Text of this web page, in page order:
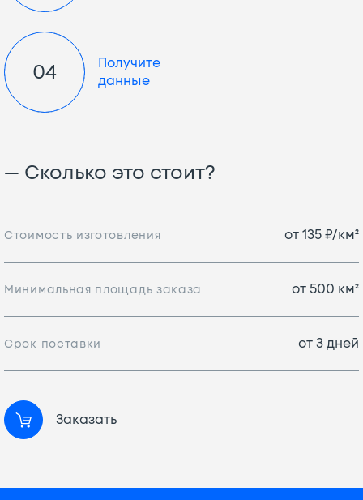
04
Получите
данные
— Сколько это стоит?
Стоимость изготовления от 135 ₽/км²
Минимальная площадь заказа от 500 км²
Срок поставки от 3 дней
Заказать